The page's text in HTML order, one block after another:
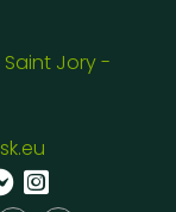
Saint Jory -